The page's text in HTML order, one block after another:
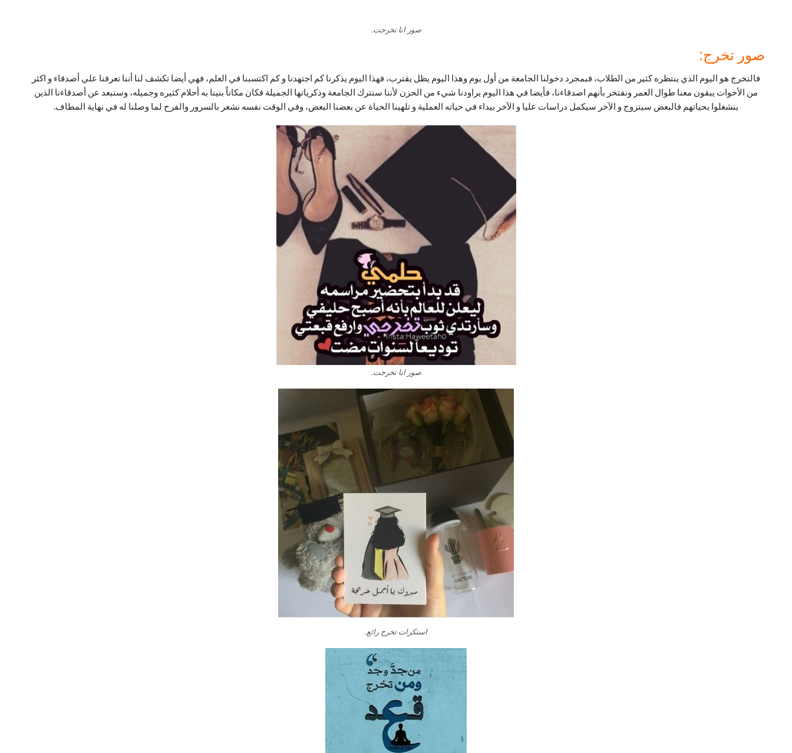
صور انا تخرجت.
صور تخرج:
فالتخرج هو اليوم الذي ينتظره كثير من الطلاب، فبمجرد دخولنا الجامعة من أول يوم وهذا اليوم يظل يقترب، فهذا اليوم يذكرنا كم اجتهدنا و كم اكتسبنا في العلم، فهي أيضا تكشف لنا أننا تعرفنا علي أصدقاء و اكثر
من الأخوات يبقون معنا طوال العمر ونفتخر بأنهم اصدقاءنا، فأيضا في هذا اليوم يراودنا شيء من الحزن لأننا سنترك الجامعة وذكرياتها الجميلة فكان مكاناً بنينا به أحلام كثيره وجميله، وسنبعد عن أصدقاءنا الذين
ينشغلوا بحياتهم فالبعض سيتزوج و الآخر سيكمل دراسات عليا و الآخر بيداء في حياته العملية و تلهينا الحياة عن بعضنا البعض، وفي الوقت نفسه نشعر بالسرور والفرح لما وصلنا له في نهاية المطاف.
صور انا تخرجت.
استكرات تخرج رائع.